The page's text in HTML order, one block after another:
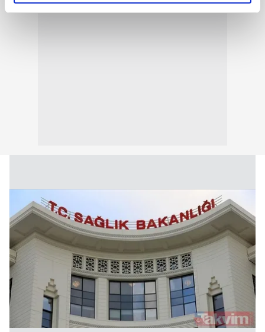
reklamların maliyetlerimizi karşılamak noktasında tek gelir
kılınması ve kişiselleştirilmesi ve sizlere yönelik
reklam/pazarlama faaliyetlerinin yapılması, amaçlarıyla
sınırlı olarak açık rızanız dahilinde kullanılacaktır.
Çerezlere ilişkin tercihlerinizi aşağıda yer alan panel
vasıtasıyla belirleyebilirsiniz. Çerezlere ilişkin detaylı bilgi
için Ayarlar butonuna tıklayabilir,Çerez Bilgilendirme
Metnimiziziyaret edebilirsiniz.
6698 sayılı Kişisel Verilerin Korunması Kanunu uyarınca